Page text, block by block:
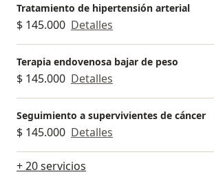
Tratamiento de hipertensión arterial
$ 145.000 Detalles
Terapia endovenosa bajar de peso
$ 145.000 Detalles
Seguimiento a supervivientes de cáncer
$ 145.000 Detalles
+ 20 servicios